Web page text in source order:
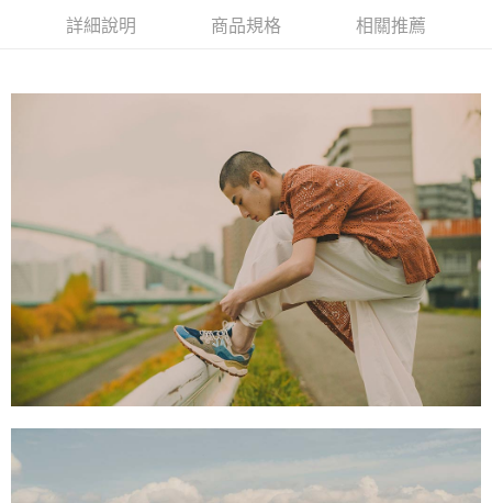
詳細說明 商品規格 相關推薦